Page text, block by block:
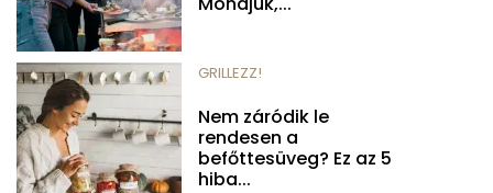
GRILLEZZ!
Nem záródik le
rendesen a
befőttesüveg? Ez az 5
hiba...